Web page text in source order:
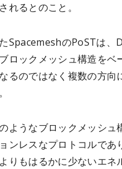
れるとのこと。
SpacemeshのPoSTは
ロックメッシュ構造を
るのではなく複数の方向
ようなブロックメッシ
ンレスなプロトコルで
りもはるかに少ないエネ